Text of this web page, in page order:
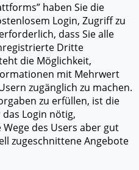
haben Sie die
Login, Zugriff zu
dass Sie alle
Dritte
die Möglichkeit,
mit Mehrwert
zugänglich zu machen.
zu erfüllen, ist die
Login nötig,
des Users aber gut
zugeschnittene Angebote